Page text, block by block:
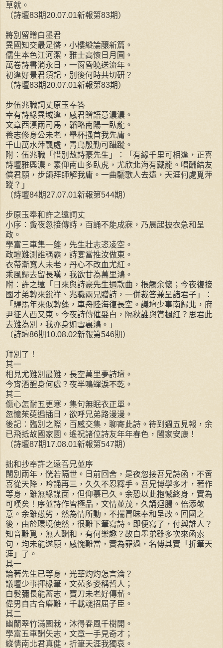
草就。
（詩壇83期20.07.01新報第83期）
將別留贈白墨君
異國知交最足憐，小樓縱論釀新篇。
儒生本色江河潔，雅士高懷日月圓。
萬卷詩書消永日，一窗昏曉送流年。
初逢好景君須記，別後何時共切研？
（詩壇83期20.07.01新報第83期）
步伍兆職詞丈原玉奉答
幸有詩緣異域逢，感君贈語意濃濃。
文章西漢兩司馬，韜略南陽一臥龍。
養志修身公未老，舉杯搔首我先庸。
千山萬水萍飄處，青鳥殷勤可躡蹤。
附：伍兆職「惜別敖詩豪先生」：「有緣千里可相逢，正喜
詩壇雅興濃。素仰南山多臥虎，尤欣北海有藏龍。唱酬結友
償君願，步韻拜師解我庸。一曲驪歌人去遠，天涯何處覓萍
蹤？」
（詩壇84期27.07.01新報第544期）
步原玉奉和許之遠詞丈
小序：夤夜忽接傳詩，百誦不能成寐，乃晨起披衣急和呈
政。
學富三車集一蓬，先生壯志恣凌空。
政壇難測誰稱霸，詩宴當推汝做東。
衣帶漸寬人未老，丹心不改血尤紅。
乘風歸去留長嘆，我欲甘為萬里鴻。
附：許之遠「日來與詩豪先生通款曲，棖觸余懷；今夜復接
國才弟轉來銳祥、兆職兩兄贈詩，一併裁答兼呈諸君子」：
「驛馬年來似轉蓬，車舟陸海復長空。議壇少事南歸北，府
尹征人西又東。今夜詩傳催髮白，隔秋誰與賞楓紅？思君此
去難為別，我亦身如雪裏鴻。」
（詩壇86期10.08.02新報第546期）
拜別了！
其一
相見尤難別最難，長空萬里夢詩壇。
今宵酒醒身何處？夜半鳴蟬淚不乾。
其二
傷心怎耐五更寒，集句無眠衣正單。
忽憶茱萸遍插日，欲呼兄弟路漫漫。
後記：臨別之際，百感交集，聊寄此詩。待到週五見報，余
已飛抵故國家園。遙祝諸位詩友年年春色，闔家安康！
（詩壇87期17.08.01新報第547期）
拙和抄奉許之遠吾兄並序
闊別兩年，恍若隔世。日前回舍，是夜忽接吾兄詩函，不啻
喜從天降，吟誦再三，久久不忍釋手。吾兄博學多才，著作
等身，雖無緣謀面，但仰慕已久。余恐以此抱憾終身，實為
可嘆矣！序並詩作皆極品，文情並茂，久誦迴腸。倍添敬
意。余雖愚劣，然為情所動，不揣冒昧奉和呈改。回國之
後，由於環境使然，很難下筆寫詩。即便寫了，付與誰人？
知音難覓，無人酬和，有何樂趣？故白墨弟雖多次來函索
句，均未能遂願，感愧難當，實為罪過，名傅其實「折筆天
涯」了。
其一
論著先生已等身，光華灼灼怎言淪？
議壇少事揮椽筆，文苑多姿稱哲人；
白髮彌長能蓄志，寶刀未老好傳薪。
偉男自古合磨難，千載魂招屈子臣。
其二
幽蘭翠竹滿園栽，沐得春風千樹開。
學富五車酬矢志，文章一手見奇才；
縱情南北君真健，折筆天涯我獨哀。